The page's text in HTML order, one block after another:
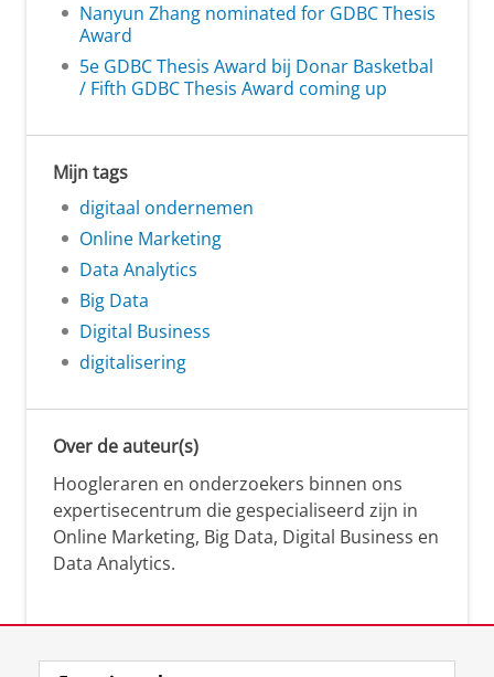
Nanyun Zhang nominated for GDBC Thesis
Award
5e GDBC Thesis Award bij Donar Basketbal
/ Fifth GDBC Thesis Award coming up
Mijn tags
digitaal ondernemen
Online Marketing
Data Analytics
Big Data
Digital Business
digitalisering
Over de auteur(s)
Hoogleraren en onderzoekers binnen ons
expertisecentrum die gespecialiseerd zijn in
Online Marketing, Big Data, Digital Business en
Data Analytics.
Over deze blog